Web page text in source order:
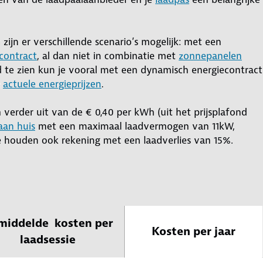
er verschillende scenario’s mogelijk: met een
, al dan niet in combinatie met zonnepanelen
zien kun je vooral met een dynamisch energiecontract
actuele energieprijzen.
uit van de € 0,40 per kWh (uit het prijsplafond
huis met een maximaal laadvermogen van 11kW,
ook rekening met een laadverlies van 15%.
kosten per
laadsessie
Kosten per jaar